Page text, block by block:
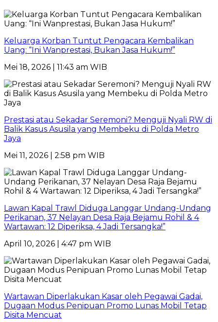
Keluarga Korban Tuntut Pengacara Kembalikan
Uang: “Ini Wanprestasi, Bukan Jasa Hukum!”
Mei 18, 2026 | 11:43 am WIB
Prestasi atau Sekadar Seremoni? Menguji Nyali RW di
Balik Kasus Asusila yang Membeku di Polda Metro
Jaya
Mei 11, 2026 | 2:58 pm WIB
Lawan Kapal Trawl Diduga Langgar Undang-Undang
Perikanan, 37 Nelayan Desa Raja Bejamu Rohil & 4
Wartawan: 12 Diperiksa, 4 Jadi Tersangka!”
April 10, 2026 | 4:47 pm WIB
Wartawan Diperlakukan Kasar oleh Pegawai Gadai,
Dugaan Modus Penipuan Promo Lunas Mobil Tetap
Disita Mencuat